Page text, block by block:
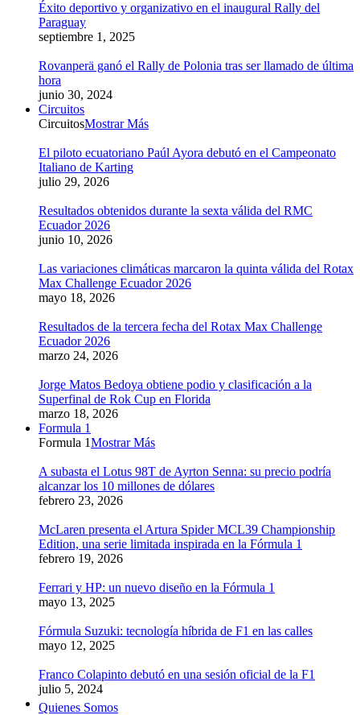
Éxito deportivo y organizativo en el inaugural Rally del
Paraguay
septiembre 1, 2025
Rovanperä ganó el Rally de Polonia tras ser llamado de última
hora
junio 30, 2024
Circuitos
CircuitosMostrar Más
El piloto ecuatoriano Paúl Ayora debutó en el Campeonato
Italiano de Karting
julio 29, 2026
Resultados obtenidos durante la sexta válida del RMC
Ecuador 2026
junio 10, 2026
Las variaciones climáticas marcaron la quinta válida del Rotax
Max Challenge Ecuador 2026
mayo 18, 2026
Resultados de la tercera fecha del Rotax Max Challenge
Ecuador 2026
marzo 24, 2026
Jorge Matos Bedoya obtiene podio y clasificación a la
Superfinal de Rok Cup en Florida
marzo 18, 2026
Formula 1
Formula 1Mostrar Más
A subasta el Lotus 98T de Ayrton Senna: su precio podría
alcanzar los 10 millones de dólares
febrero 23, 2026
McLaren presenta el Artura Spider MCL39 Championship
Edition, una serie limitada inspirada en la Fórmula 1
febrero 19, 2026
Ferrari y HP: un nuevo diseño en la Fórmula 1
mayo 13, 2025
Fórmula Suzuki: tecnología híbrida de F1 en las calles
mayo 12, 2025
Franco Colapinto debutó en una sesión oficial de la F1
julio 5, 2024
Quienes Somos